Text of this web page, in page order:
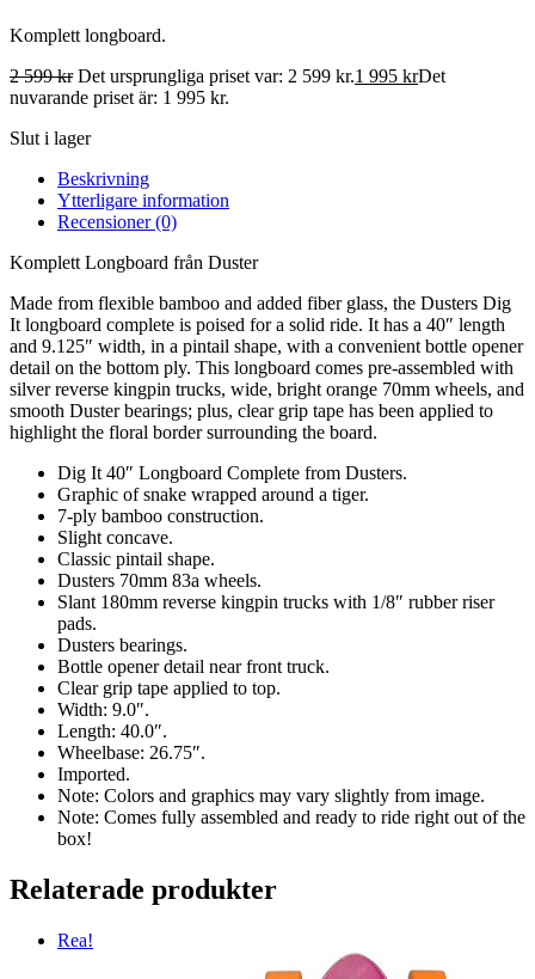
Komplett longboard.
2 599kr Det ursprungliga priset var: 2 599 kr.1 995 krDet
nuvarande priset är: 1 995 kr.
Slut i lager
Beskrivning
Ytterligare information
Recensioner (0)
Komplett Longboard från Duster
Made from flexible bamboo and added fiber glass, the Dusters Dig
It longboard complete is poised for a solid ride. It has a 40″ length
and 9.125″ width, in a pintail shape, with a convenient bottle opener
detail on the bottom ply. This longboard comes pre-assembled with
silver reverse kingpin trucks, wide, bright orange 70mm wheels, and
smooth Duster bearings; plus, clear grip tape has been applied to
highlight the floral border surrounding the board.
Dig It 40″ Longboard Complete from Dusters.
Graphic of snake wrapped around a tiger.
7-ply bamboo construction.
Slight concave.
Classic pintail shape.
Dusters 70mm 83a wheels.
Slant 180mm reverse kingpin trucks with 1/8″ rubber riser
pads.
Dusters bearings.
Bottle opener detail near front truck.
Clear grip tape applied to top.
Width: 9.0″.
Length: 40.0″.
Wheelbase: 26.75″.
Imported.
Note: Colors and graphics may vary slightly from image.
Note: Comes fully assembled and ready to ride right out of the
box!
Relaterade produkter
Rea!